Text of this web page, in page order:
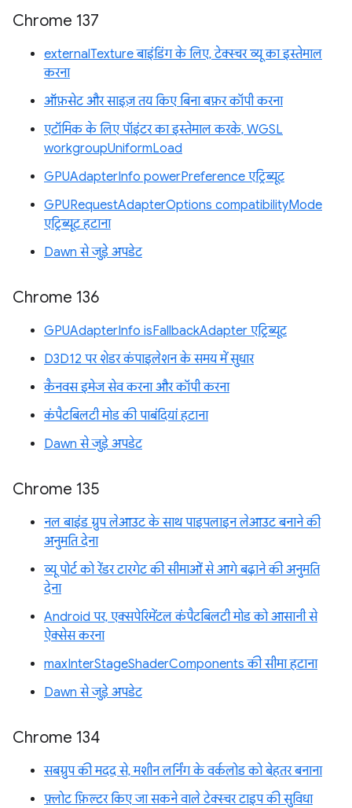
Chrome 137
externalTexture बाइंडिंग के लिए, टेक्स्चर व्यू का इस्तेमाल
करना
ऑफ़सेट और साइज़ तय किए बिना बफ़र कॉपी करना
एटॉमिक के लिए पॉइंटर का इस्तेमाल करके, WGSL
workgroupUniformLoad
GPUAdapterInfo powerPreference एट्रिब्यूट
GPURequestAdapterOptions compatibilityMode
एट्रिब्यूट हटाना
Dawn से जुड़े अपडेट
Chrome 136
GPUAdapterInfo isFallbackAdapter एट्रिब्यूट
D3D12 पर शेडर कंपाइलेशन के समय में सुधार
कैनवस इमेज सेव करना और कॉपी करना
कंपैटबिलटी मोड की पाबंदियां हटाना
Dawn से जुड़े अपडेट
Chrome 135
नल बाइंड ग्रुप लेआउट के साथ पाइपलाइन लेआउट बनाने की
अनुमति देना
व्यू पोर्ट को रेंडर टारगेट की सीमाओं से आगे बढ़ाने की अनुमति
देना
Android पर, एक्सपेरिमेंटल कंपैटबिलटी मोड को आसानी से
ऐक्सेस करना
maxInterStageShaderComponents की सीमा हटाना
Dawn से जुड़े अपडेट
Chrome 134
सबग्रुप की मदद से, मशीन लर्निंग के वर्कलोड को बेहतर बनाना
फ़्लोट फ़िल्टर किए जा सकने वाले टेक्स्चर टाइप की सुविधा